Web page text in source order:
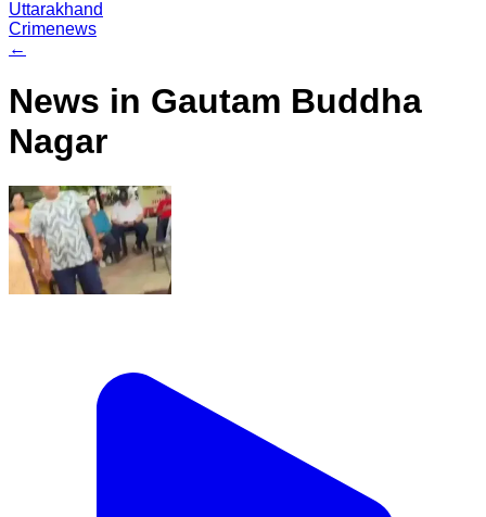
Uttarakhand
Crimenews
←
News in Gautam Buddha
Nagar